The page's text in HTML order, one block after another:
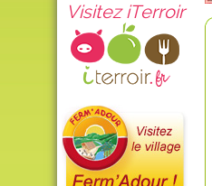
Visitez iTerroir